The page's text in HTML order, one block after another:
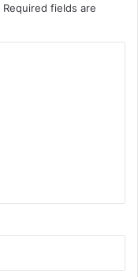
Required fields are